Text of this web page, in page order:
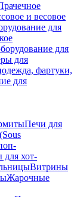
и весовое
для
для
для
фартуки,
для
Печи для
для хот-
Витрины
Жарочные